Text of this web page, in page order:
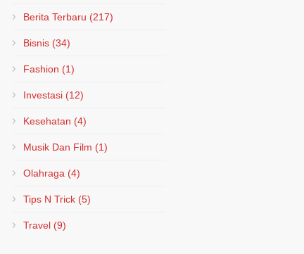
Berita Terbaru (217)
Bisnis (34)
Fashion (1)
Investasi (12)
Kesehatan (4)
Musik Dan Film (1)
Olahraga (4)
Tips N Trick (5)
Travel (9)